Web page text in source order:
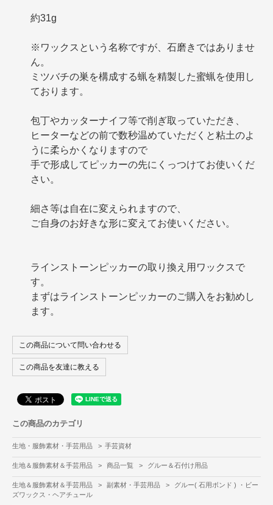
約31g
※ワックスという名称ですが、石磨きではありませ
ん。
ミツバチの巣を構成する蝋を精製した蜜蝋を使用し
ております。
包丁やカッターナイフ等で削ぎ取っていただき、
ヒーターなどの前で数秒温めていただくと粘土のよ
うに柔らかくなりますので
手で形成してピッカーの先にくっつけてお使いくだ
さい。
細さ等は自在に変えられますので、
ご自身のお好きな形に変えてお使いください。
ラインストーンピッカーの取り換え用ワックスで
す。
まずはラインストーンピッカーのご購入をお勧めし
ます。
この商品について問い合わせる
この商品を友達に教える
この商品のカテゴリ
生地・服飾素材・手芸用品 > 手芸資材
生地＆服飾素材＆手芸用品 > 商品一覧 > グルー＆石付け用品
生地＆服飾素材＆手芸用品 > 副素材・手芸用品 >
グルー( 石用ボンド ) ・ビー
ズワックス・ヘアチュール